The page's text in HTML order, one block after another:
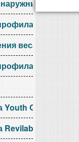
веса
Gems
Revilab